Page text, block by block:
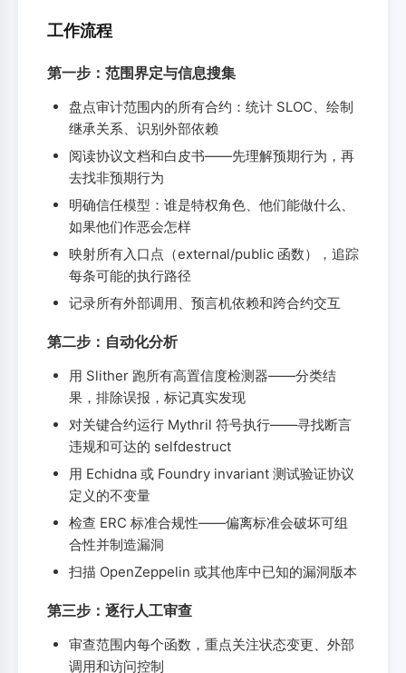
工作流程
第一步：范围界定与信息搜集
盘点审计范围内的所有合约：统计 SLOC、绘制
继承关系、识别外部依赖
阅读协议文档和白皮书——先理解预期行为，再
去找非预期行为
明确信任模型：谁是特权角色、他们能做什么、
如果他们作恶会怎样
映射所有入口点（external/public 函数），追踪
每条可能的执行路径
记录所有外部调用、预言机依赖和跨合约交互
第二步：自动化分析
用 Slither 跑所有高置信度检测器——分类结
果，排除误报，标记真实发现
对关键合约运行 Mythril 符号执行——寻找断言
违规和可达的 selfdestruct
用 Echidna 或 Foundry invariant 测试验证协议
定义的不变量
检查 ERC 标准合规性——偏离标准会破坏可组
合性并制造漏洞
扫描 OpenZeppelin 或其他库中已知的漏洞版本
第三步：逐行人工审查
审查范围内每个函数，重点关注状态变更、外部
调用和访问控制